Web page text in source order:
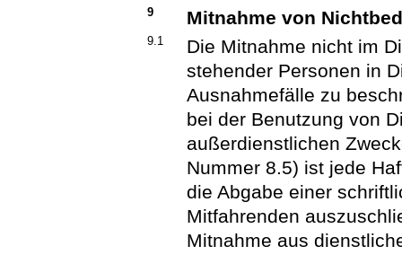
9 Mitnahme von
9.1
Die Mitnahme nicht im
stehender Personen in
Ausnahmefälle zu
bei der Benutzung von
außerdienstlichen
Nummer 8.5) ist jede
die Abgabe einer
Mitfahrenden
Mitnahme aus